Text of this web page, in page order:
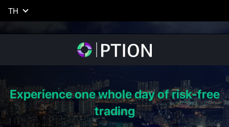
TH
Experienceone whole dayof risk-free
trading